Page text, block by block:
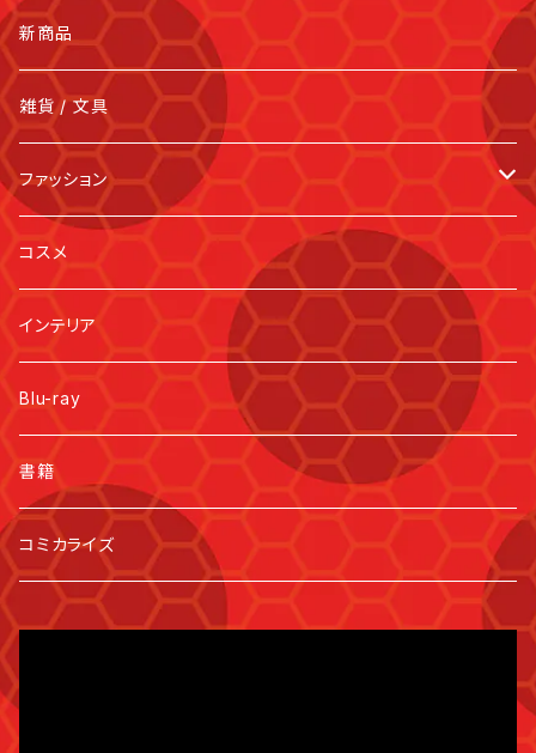
新商品
雑貨 / 文具
ファッション
キッズ
コスメ
インテリア
Blu-ray
書籍
コミカライズ